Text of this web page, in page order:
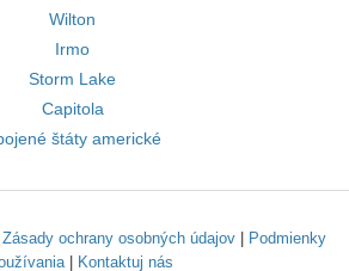
Wilton
Irmo
Storm Lake
Capitola
štáty americké
Zásady ochrany osobných údajov|
Podmienky
| Kontaktuj nás